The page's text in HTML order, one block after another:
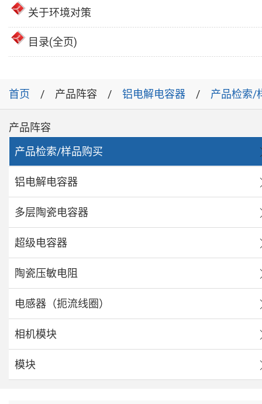
关于环境对策
目录(全页)
首页 产品阵容 铝电解电容器 产品检索/
产品阵容
产品检索/样品购买
铝电解电容器
多层陶瓷电容器
超级电容器
陶瓷压敏电阻
电感器（扼流线圈）
相机模块
模块